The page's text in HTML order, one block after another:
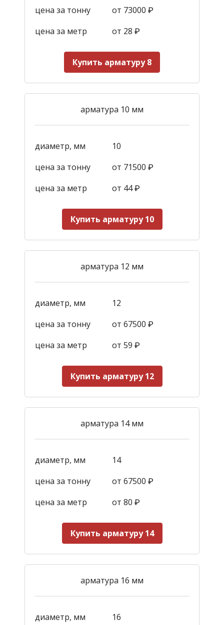
цена за тонну
от 73000 ₽
цена за метр
от 28 ₽
Купить арматуру 8
арматура 10 мм
диаметр, мм
10
цена за тонну
от 71500 ₽
цена за метр
от 44₽
Купить арматуру 10
арматура 12 мм
диаметр, мм
12
цена за тонну
от 67500 ₽
цена за метр
от 59 ₽
Купить арматуру 12
арматура 14 мм
диаметр, мм
14
цена за тонну
от 67500 ₽
цена за метр
от 80 ₽
Купить арматуру 14
арматура 16 мм
диаметр, мм 16